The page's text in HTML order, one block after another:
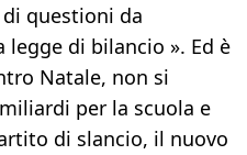
questioni da
di bilancio ». Ed è
Natale, non si
per la scuola e
di slancio, il nuovo